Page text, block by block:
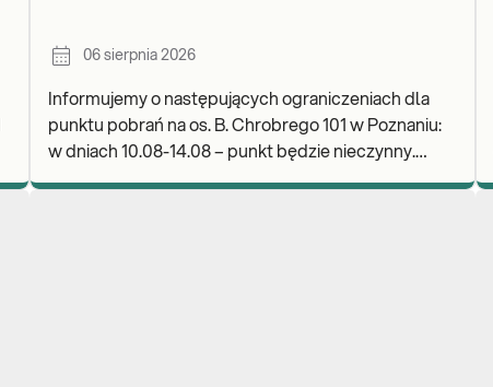
06 sierpnia 2026
Informujemy o następujących ograniczeniach dla
punktu pobrań na os. B. Chrobrego 101 w Poznaniu:
w dniach 10.08-14.08 – punkt będzie nieczynny.